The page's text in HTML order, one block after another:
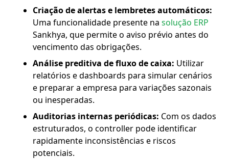
Criação de alertas e lembretes automáticos:
Uma funcionalidade presente na solução ERP
Sankhya, que permite o aviso prévio antes do
vencimento das obrigações.
Análise preditiva de fluxo de caixa: Utilizar
relatórios e dashboards para simular cenários
e preparar a empresa para variações sazonais
ou inesperadas.
Auditorias internas periódicas: Com os dados
estruturados, o controller pode identificar
rapidamente inconsistências e riscos
potenciais.